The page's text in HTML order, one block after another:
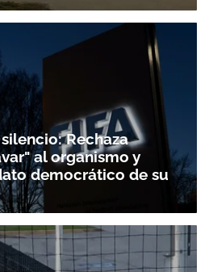
Rechaza
al organismo y
democrático de su